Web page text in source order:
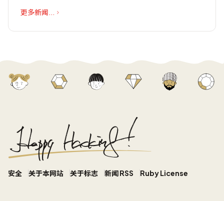
更多新闻...
安全 关于本网站 关于标志 新闻 RSS Ruby License